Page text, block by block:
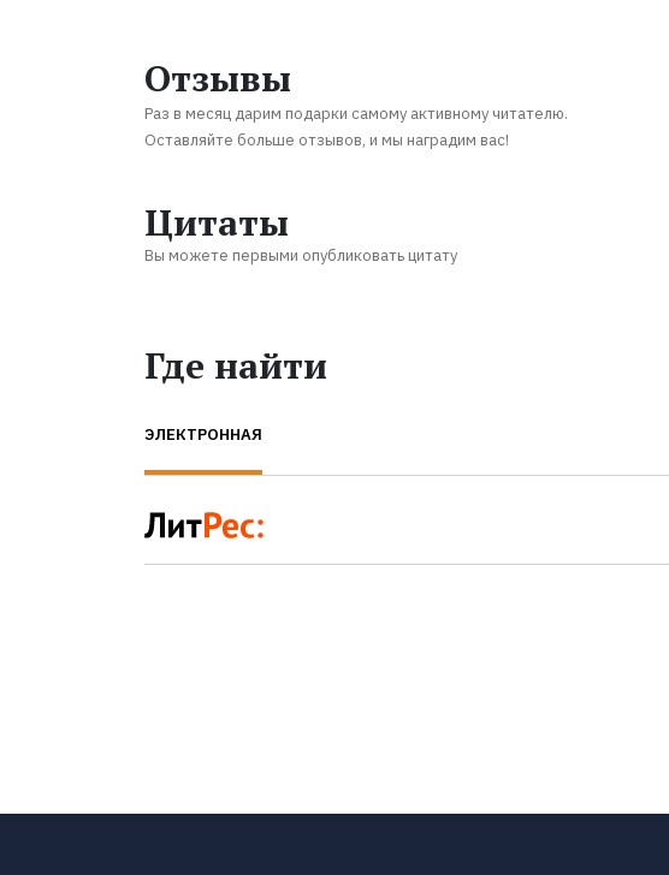
Отзывы
Раз в месяц дарим подарки самому активному читателю.
Оставляйте больше отзывов, и мы наградим вас!
Цитаты
Вы можете первыми опубликовать цитату
Где найти
ЭЛЕКТРОННАЯ